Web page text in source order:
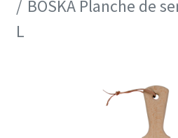
BOSKA Planche de
L